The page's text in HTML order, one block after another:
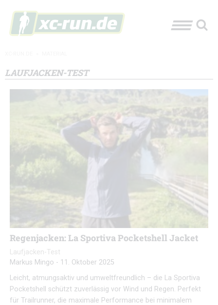
LAUFJACKEN-TEST
Regenjacken: La Sportiva Pocketshell Jacket
Laufjacken-Test
Markus Mingo - 11. Oktober 2025
Leicht, atmungsaktiv und umweltfreundlich – die La Sportiva
Pocketshell schützt zuverlässig vor Wind und Regen. Perfekt
für Trailrunner, die maximale Performance bei minimalem